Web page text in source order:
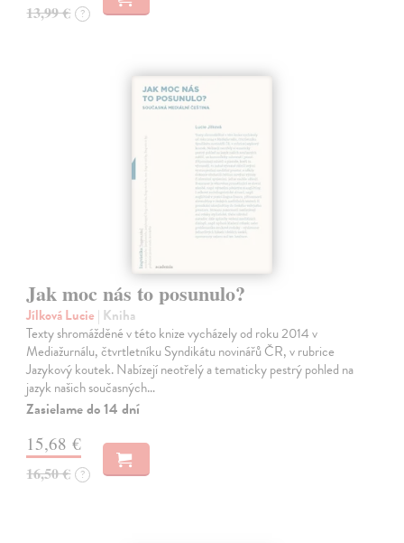
13,99 € ?
Jak moc nás to posunulo?
Jílková Lucie | Kniha
Texty shromážděné v této knize vycházely od roku 2014 v
Mediažurnálu, čtvrtletníku Syndikátu novinářů ČR, v rubrice
Jazykový koutek. Nabízejí neotřelý a tematicky pestrý pohled na
jazyk našich současných…
Zasielame do 14 dní
15,68 €
16,50 € ?